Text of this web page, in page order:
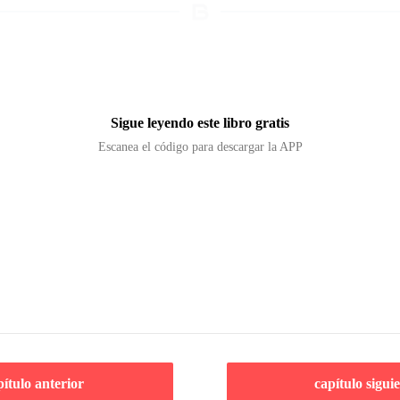
Sigue leyendo este libro gratis
Escanea el código para descargar la APP
anterior capítulo